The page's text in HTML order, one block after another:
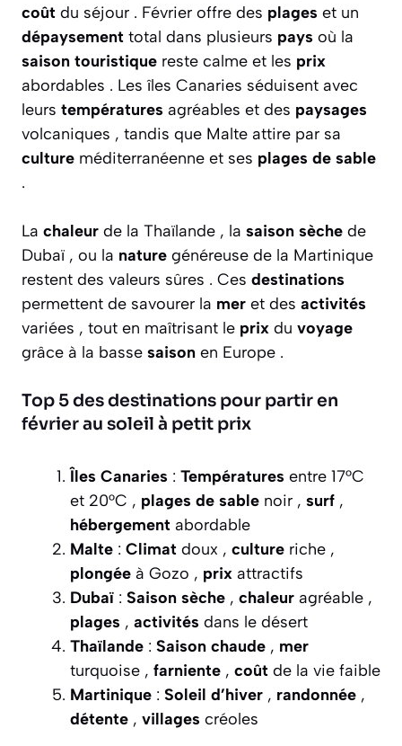
coût du séjour . Février offre des plages et un
dépaysement total dans plusieurs pays où la
saison touristique reste calme et les prix
abordables . Les îles Canaries séduisent avec
leurs températures agréables et des paysages
volcaniques , tandis que Malte attire par sa
culture méditerranéenne et ses plages de sable
.
La chaleur de la Thaïlande , la saison sèche de
Dubaï , ou la nature généreuse de la Martinique
restent des valeurs sûres . Ces destinations
permettent de savourer la mer et des activités
variées , tout en maîtrisant le prix du voyage
grâce à la basse saison en Europe .
Top 5 des destinations pour partir en
février au soleil à petit prix
Îles Canaries : Températures entre 17°C
et 20°C , plages de sable noir , surf ,
hébergement abordable
Malte : Climat doux , culture riche ,
plongée à Gozo , prix attractifs
Dubaï : Saison sèche , chaleur agréable ,
plages , activités dans le désert
Thaïlande : Saison chaude , mer
turquoise , farniente , coût de la vie faible
Martinique : Soleil d’hiver , randonnée ,
détente , villages créoles